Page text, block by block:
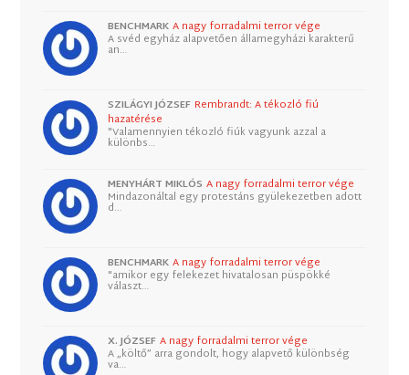
BENCHMARK A nagy forradalmi terror vége
A svéd egyház alapvetően államegyházi karakterű
an…
SZILÁGYI JÓZSEF Rembrandt: A tékozló fiú
hazatérése
"Valamennyien tékozló fiúk vagyunk azzal a
különbs…
MENYHÁRT MIKLÓS A nagy forradalmi terror vége
Mindazonáltal egy protestáns gyülekezetben adott
d…
BENCHMARK A nagy forradalmi terror vége
"amikor egy felekezet hivatalosan püspökké
választ…
X. JÓZSEF A nagy forradalmi terror vége
A „költő” arra gondolt, hogy alapvető különbség
va…